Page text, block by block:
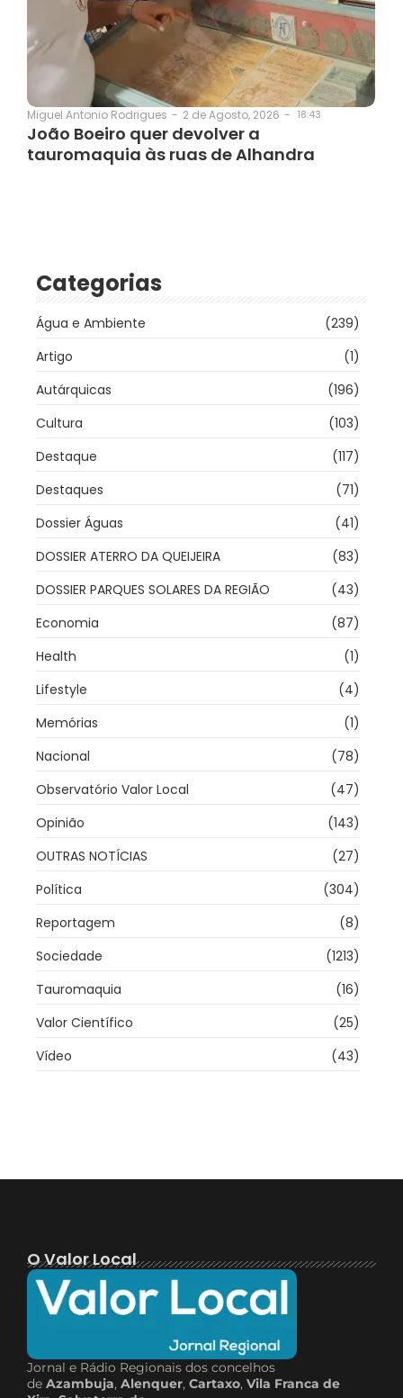
Miguel Antonio Rodrigues - 2 de Agosto, 2026 - 18:43
João Boeiro quer devolver a
tauromaquia às ruas de Alhandra
Categorias
Água e Ambiente
(239)
Artigo
(1)
Autárquicas
(196)
Cultura
(103)
Destaque
(117)
Destaques
(71)
Dossier Águas
(41)
DOSSIER ATERRO DA QUEIJEIRA
(83)
DOSSIER PARQUES SOLARES DA REGIÃO
(43)
Economia
(87)
Health
(1)
Lifestyle
(4)
Memórias
(1)
Nacional
(78)
Observatório Valor Local
(47)
Opinião
(143)
OUTRAS NOTÍCIAS
(27)
Política
(304)
Reportagem
(8)
Sociedade
(1213)
Tauromaquia
(16)
Valor Científico
(25)
Vídeo
(43)
O Valor Local
Jornal e Rádio Regionais dos concelhos
de Azambuja, Alenquer, Cartaxo, Vila Franca de